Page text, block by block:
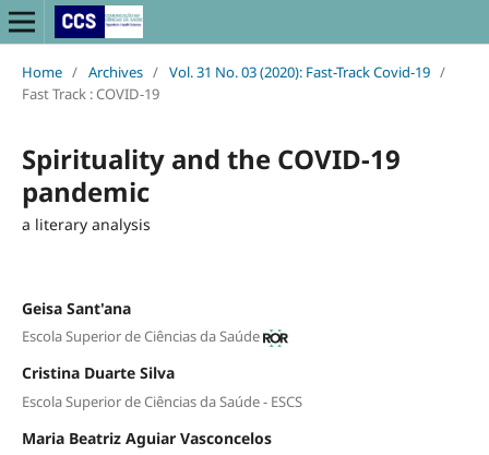
Home / Archives / Vol. 31 No. 03 (2020): Fast-Track Covid-19 /
Fast Track : COVID-19
Spirituality and the COVID-19
pandemic
a literary analysis
Geisa Sant'ana
Escola Superior de Ciências da Saúde
Cristina Duarte Silva
Escola Superior de Ciências da Saúde - ESCS
Maria Beatriz Aguiar Vasconcelos